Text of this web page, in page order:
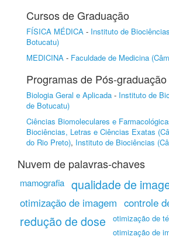
Cursos de Graduação
FÍSICA MÉDICA - Instituto de
Botucatu)
MEDICINA - Faculdade de Medicina
Programas de Pós-graduação
Biologia Geral e Aplicada - Instituto de
de Botucatu)
Ciências Biomoleculares e
Biociências, Letras e Ciências Exatas
do Rio Preto), Instituto de Biociências
Nuvem de palavras-chaves
mamografia qualidade de
otimização de imagem controle
redução de dose
otimização de
otimização de